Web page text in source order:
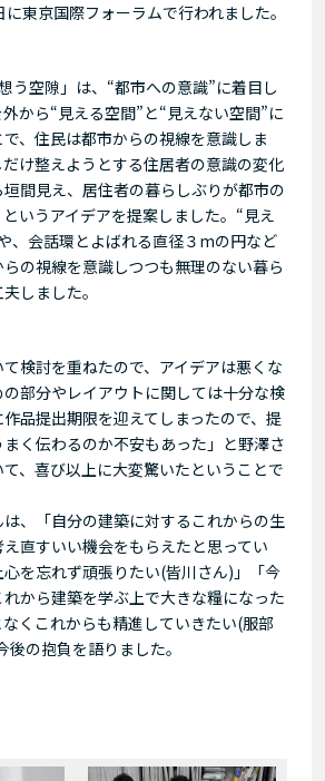
東京国際フォーラムで行われました。
う空隙」は、“都市への意識”に着目し
から“見える空間”と“見えない空間”に
、住民は都市からの視線を意識しま
け整えようとする住居者の意識の変化
間見え、居住者の暮らしぶりが都市の
いうアイデアを提案しました。“見え
、会話環とよばれる直径３mの円など
の視線を意識しつつも無理のない暮ら
しました。
て検討を重ねたので、アイデアは悪くな
部分やレイアウトに関しては十分な検
品提出期限を迎えてしまったので、提
く伝わるのか不安もあった」と野澤さ
、喜び以上に大変驚いたということで
、「自分の建築に対するこれからの生
直すいい機会をもらえたと思ってい
を忘れず頑張りたい(皆川さん)」「今
から建築を学ぶ上で大きな糧になった
くこれからも精進していきたい(服部
の抱負を語りました。